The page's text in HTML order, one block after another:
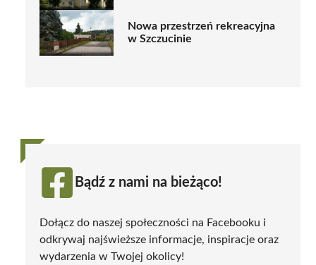
Nowa przestrzeń rekreacyjna
w Szczucinie
Bądź z nami na bieżąco!
Dołącz do naszej społeczności na Facebooku i
odkrywaj najświeższe informacje, inspiracje oraz
wydarzenia w Twojej okolicy!